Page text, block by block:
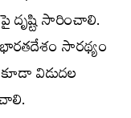
దృష్టి సారించాలి.
భారతదేశం సారథ్యం
విడుదల